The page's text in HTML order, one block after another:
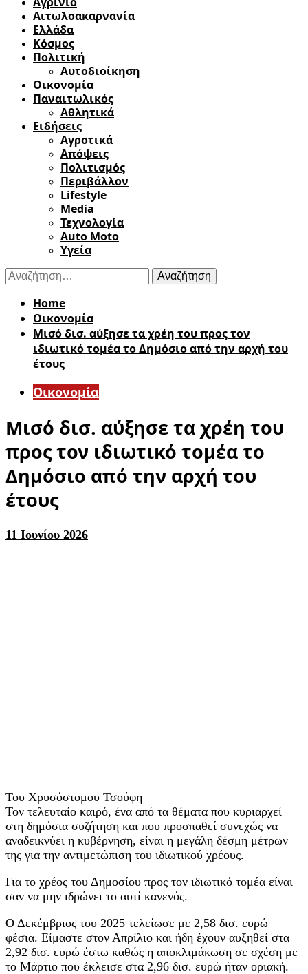
Αιτωλοακαρνανία
Ελλάδα
Κόσμος
Πολιτική
Αυτοδιοίκηση
Οικονομία
Παναιτωλικός
Αθλητικά
Ειδήσεις
Αγροτικά
Απόψεις
Πολιτισμός
Περιβάλλον
Lifestyle
Media
Τεχνολογία
Auto Moto
Υγεία
Αναζήτηση
για:
Home
Οικονομία
Μισό δισ. αύξησε τα χρέη του προς τον
ιδιωτικό τομέα το Δημόσιο από την αρχή του
έτους
Οικονομία
Μισό δισ. αύξησε τα χρέη του
προς τον ιδιωτικό τομέα το
Δημόσιο από την αρχή του
έτους
11 Ιουνίου 2026
Του Χρυσόστομου Τσούφη
Τον τελευταίο καιρό, ένα από τα θέματα που κυριαρχεί
στη δημόσια συζήτηση και που προσπαθεί συνεχώς να
αναδεικνύει η κυβέρνηση, είναι η μεγάλη δέσμη μέτρων
της για την αντιμετώπιση του ιδιωτικού χρέους.
Για το χρέος του Δημοσίου προς τον ιδιωτικό τομέα είναι
σαν να μην ιδρώνει το αυτί κανενός.
Ο Δεκέμβριος του 2025 τελείωσε με 2,58 δισ. ευρώ
φέσια. Είμαστε στον Απρίλιο και ήδη έχουν αυξηθεί στα
2,92 δισ. ευρώ έστω καθώς η αποκλιμάκωση σε σχέση με
το Μάρτιο που έκλεισε στα 2,96 δισ. ευρώ ήταν οριακή.